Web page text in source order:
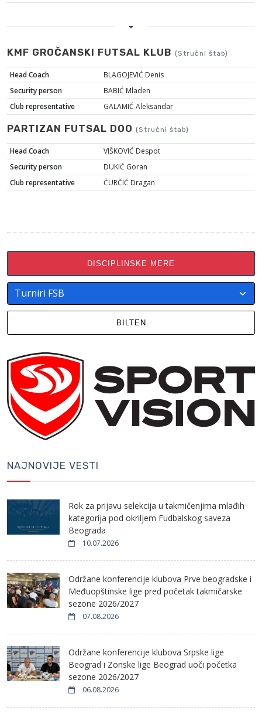
KMF GROČANSKI FUTSAL KLUB (Stručni štab)
Head Coach
BLAGOJEVIĆ Denis
Security person
BABIĆ Mladen
Club representative
GALAMIĆ Aleksandar
PARTIZAN FUTSAL DOO (Stručni štab)
Head Coach
VIŠKOVIĆ Despot
Security person
DUKIĆ Goran
Club representative
ĆURČIĆ Dragan
DISCIPLINSKE MERE
BILTEN
NAJNOVIJE VESTI
Rok za prijavu selekcija u takmičenjima mlađih
kategorija pod okriljem Fudbalskog saveza
Beograda
10.07.2026
Održane konferencije klubova Prve beogradske i
Međuopštinske lige pred početak takmičarske
sezone 2026/2027
07.08.2026
Održane konferencije klubova Srpske lige
Beograd i Zonske lige Beograd uoči početka
sezone 2026/2027
06.08.2026